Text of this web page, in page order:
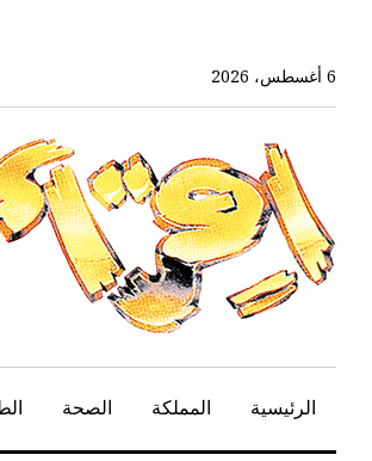
المحتوى
الرئيسي
6 أغسطس، 2026
الرئيسية المملكة الصحة